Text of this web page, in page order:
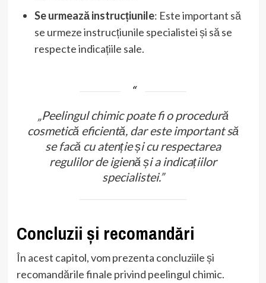
Se urmează instrucțiunile: Este important să
se urmeze instrucțiunile specialistei și să se
respecte indicațiile sale.
„Peelingul chimic poate fi o procedură
cosmetică eficientă, dar este important să
se facă cu atenție și cu respectarea
regulilor de igienă și a indicațiilor
specialistei.”
Concluzii și recomandări
În acest capitol, vom prezenta concluziile și
recomandările finale privind peelingul chimic.